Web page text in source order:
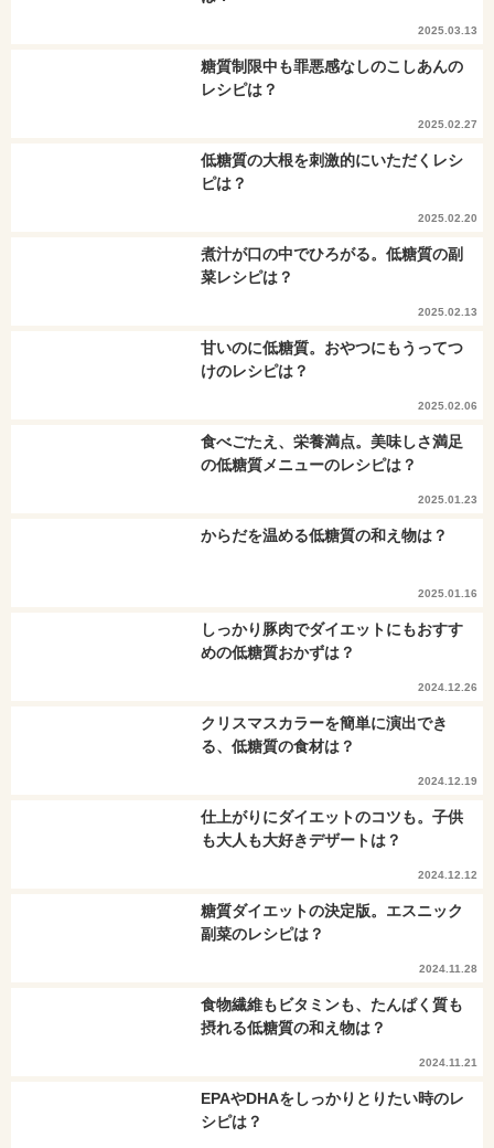
2025.03.13
糖質制限中も罪悪感なしのこしあんの
レシピは？
2025.02.27
低糖質の大根を刺激的にいただくレシ
ピは？
2025.02.20
煮汁が口の中でひろがる。低糖質の副
菜レシピは？
2025.02.13
甘いのに低糖質。おやつにもうってつ
けのレシピは？
2025.02.06
食べごたえ、栄養満点。美味しさ満足
の低糖質メニューのレシピは？
2025.01.23
からだを温める低糖質の和え物は？
2025.01.16
しっかり豚肉でダイエットにもおすす
めの低糖質おかずは？
2024.12.26
クリスマスカラーを簡単に演出でき
る、低糖質の食材は？
2024.12.19
仕上がりにダイエットのコツも。子供
も大人も大好きデザートは？
2024.12.12
糖質ダイエットの決定版。エスニック
副菜のレシピは？
2024.11.28
食物繊維もビタミンも、たんぱく質も
摂れる低糖質の和え物は？
2024.11.21
EPAやDHAをしっかりとりたい時のレ
シピは？